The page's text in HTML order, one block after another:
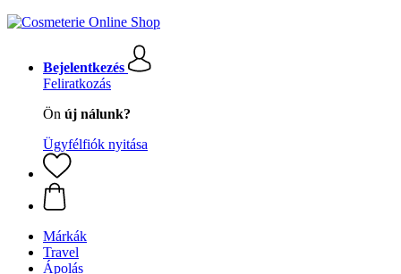
Bejelentkezés
Feliratkozás
Ön új nálunk?
Ügyfélfiók nyitása
Márkák
Travel
Ápolás